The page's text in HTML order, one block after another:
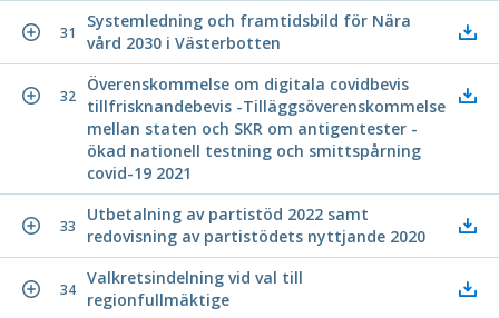
31
Systemledning och framtidsbild för Nära
vård 2030 i Västerbotten
32
Överenskommelse om digitala covidbevis
tillfrisknandebevis -Tilläggsöverenskommelse
mellan staten och SKR om antigentester -
ökad nationell testning och smittspårning
covid-19 2021
33
Utbetalning av partistöd 2022 samt
redovisning av partistödets nyttjande 2020
34
Valkretsindelning vid val till
regionfullmäktige